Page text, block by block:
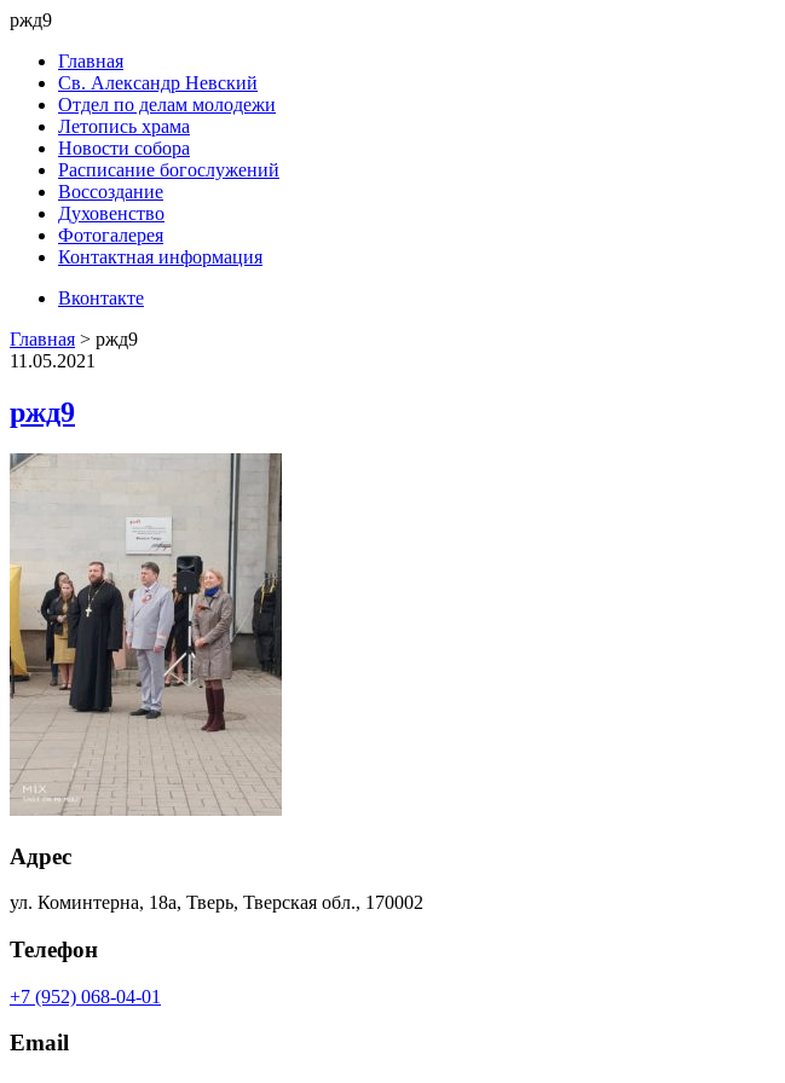
ржд9
Главная
Св. Александр Невский
Отдел по делам молодежи
Летопись храма
Новости собора
Расписание богослужений
Воссоздание
Духовенство
Фотогалерея
Контактная информация
Вконтакте
Главная > ржд9
11.05.2021
ржд9
Адрес
ул. Коминтерна, 18а, Тверь, Тверская обл., 170002
Телефон
+7 (952) 068-04-01
Email